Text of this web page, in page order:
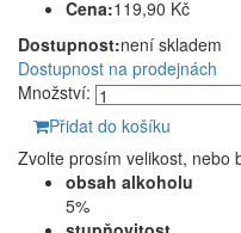
Cena:119,90 Kč
Dostupnost:není skladem
Dostupnost na prodejnách
Množství:
Přidat do košíku
Zvolte prosím velikost, nebo
obsah alkoholu
5%